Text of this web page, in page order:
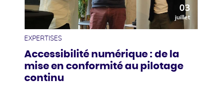
03
juillet
EXPERTISES
Accessibilité numérique : de la
mise en conformité au pilotage
continu